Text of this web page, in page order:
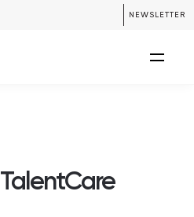
NEWSLETTER
TalentCare